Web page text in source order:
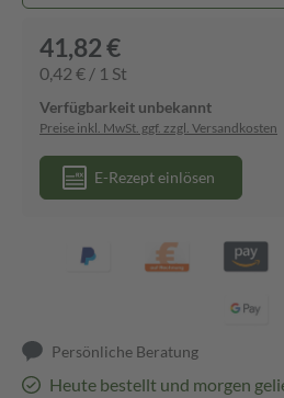
41,82 €
0,42 € / 1 St
Verfügbarkeit unbekannt
Preise inkl. MwSt. ggf. zzgl. Versandkosten
E-Rezept einlösen
Persönliche Beratung
Heute bestellt und morgen